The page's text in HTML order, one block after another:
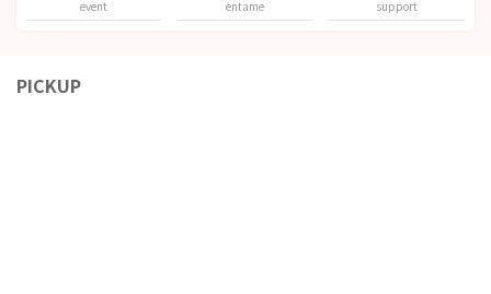
event entame support
PICKUP